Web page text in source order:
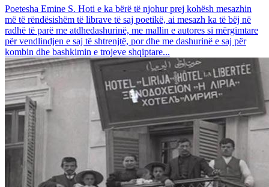
Poetesha Emine S. Hoti e ka bërë të njohur prej kohësh mesazhin
më të rëndësishëm të librave të saj poetikë, ai mesazh ka të bëj në
radhë të parë me atdhedashurinë, me mallin e autores si mërgimtare
për vendlindjen e saj të shtrenjtë, por dhe me dashurinë e saj për
kombin dhe bashkimin e trojeve shqiptare...